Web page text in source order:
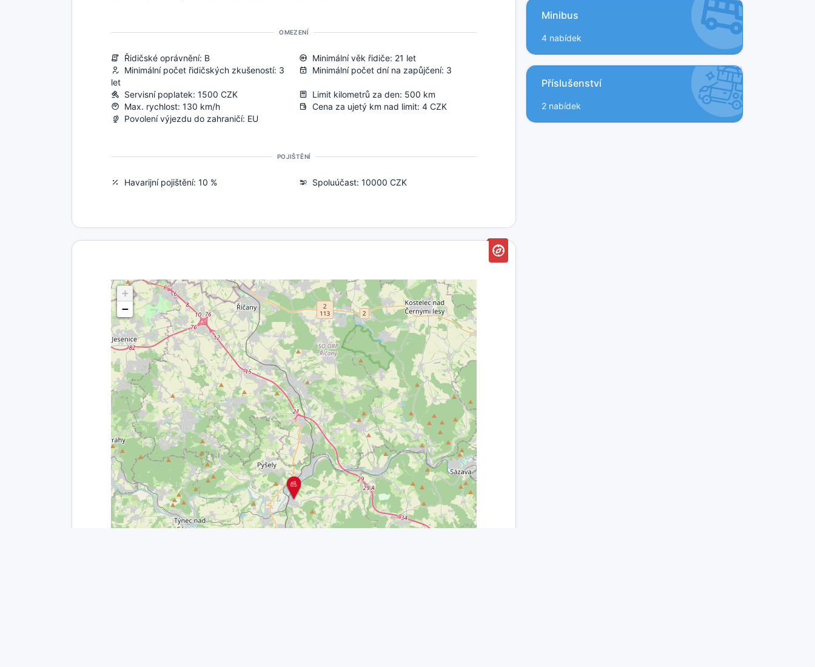
OMEZENÍ
Řidičské oprávnění: B
Minimální věk řidiče: 21 let
Minimální počet řidičských zkušeností: 3
let
Minimální počet dní na zapůjčení: 3
Servisní poplatek: 1500 CZK
Limit kilometrů za den: 500 km
Max. rychlost: 130 km/h
Cena za ujetý km nad limit: 4 CZK
Povolení výjezdu do zahraničí: EU
POJIŠTĚNÍ
Havarijní pojištění: 10 % Spoluúčast: 10000 CZK
+
−
Minibus
4 nabídek
Příslušenství
2 nabídek